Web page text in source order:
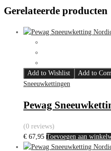
Gerelateerde producten
Add to Wishlist
Add to
Sneeuwkettingen
Pewag
(0 reviews)
€ 67,95 Toevoegen aan